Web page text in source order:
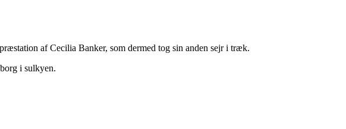
af Cecilia Banker, som dermed tog sin anden sejr i træk.
i sulkyen.